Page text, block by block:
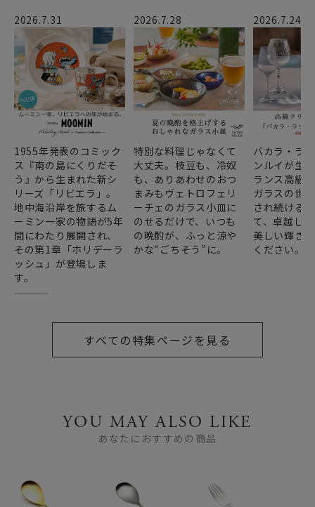
2026.7.31
1955年発表のコミック
ス『南の島にくりだそ
う』から生まれた新シ
リーズ「リビエラ」。
地中海沿岸を旅するム
ーミン一家の物語が5年
間にわたり展開され、
その第1章「ホリデーラ
ッシュ」が登場しま
す。
2026.7.28
特別な料理じゃなくて
大丈夫。枝豆も、冷奴
も、ありあわせのおつ
まみもヴェトロフェリ
ーチェのガラス小皿に
のせるだけで、いつも
の晩酌が、ふっと涼や
かな“ごちそう”に。
2026.7.24
バカラ・ラ
ンルイが生
ランス高級
ガラスの世
され続ける
て、卓越し
美しい輝き
ください。
すべての特集ページを見る
YOU MAY ALSO LIKE
あなたにおすすめの商品